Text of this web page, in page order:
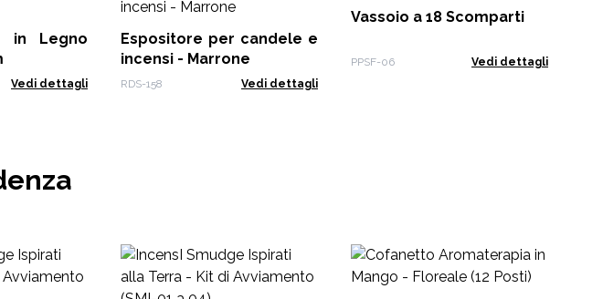
in Legno
Vedi dettagli
Espositore per candele e
incensi - Marrone
RDS-158 Vedi dettagli
Vassoio a 18 Scomparti
PPSF-06 Vedi dettagli